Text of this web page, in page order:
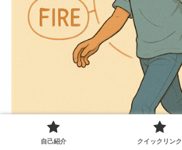
自己紹介 クイックリンク